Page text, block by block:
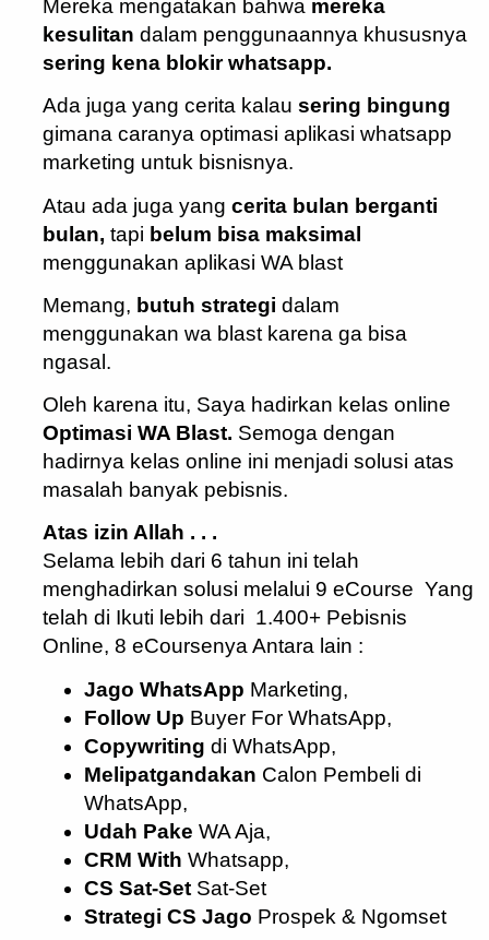
Mereka mengatakan bahwa mereka
kesulitan dalam penggunaannya khususnya
sering kena blokir whatsapp.
Ada juga yang cerita kalau sering bingung
gimana caranya optimasi aplikasi whatsapp
marketing untuk bisnisnya.
Atau ada juga yang cerita bulan berganti
bulan, tapi belum bisa maksimal
menggunakan aplikasi WA blast
Memang, butuh strategi dalam
menggunakan wa blast karena ga bisa
ngasal.
Oleh karena itu, Saya hadirkan kelas online
Optimasi WA Blast. Semoga dengan
hadirnya kelas online ini menjadi solusi atas
masalah banyak pebisnis.
Atas izin Allah . . .
Selama lebih dari 6 tahun ini telah
menghadirkan solusi melalui 9 eCourse Yang
telah di Ikuti lebih dari 1.400+ Pebisnis
Online, 8 eCoursenya Antara lain :
Jago WhatsApp Marketing,
Follow Up Buyer For WhatsApp,
Copywriting di WhatsApp,
Melipatgandakan Calon Pembeli di
WhatsApp,
Udah Pake WA Aja,
CRM With Whatsapp,
CS Sat-Set Sat-Set
Strategi CS Jago Prospek & Ngomset